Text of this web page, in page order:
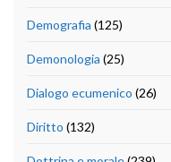
Demografia (125)
Demonologia (25)
Dialogo ecumenico (26)
Diritto (132)